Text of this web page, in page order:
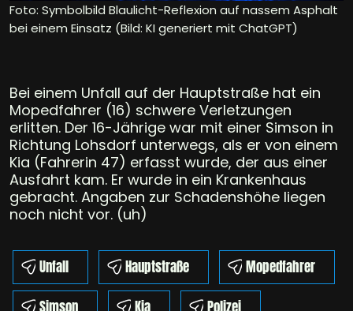
Foto: Symbolbild Blaulicht-Reflexion auf nassem Asphalt
bei einem Einsatz (Bild: KI generiert mit ChatGPT)
Bei einem Unfall auf der Hauptstraße hat ein
Mopedfahrer (16) schwere Verletzungen
erlitten. Der 16-Jährige war mit einer Simson in
Richtung Lohsdorf unterwegs, als er von einem
Kia (Fahrerin 47) erfasst wurde, der aus einer
Ausfahrt kam. Er wurde in ein Krankenhaus
gebracht. Angaben zur Schadenshöhe liegen
noch nicht vor. (uh)
Unfall Hauptstraße
Mopedfahrer
Simson
Kia
Polizei